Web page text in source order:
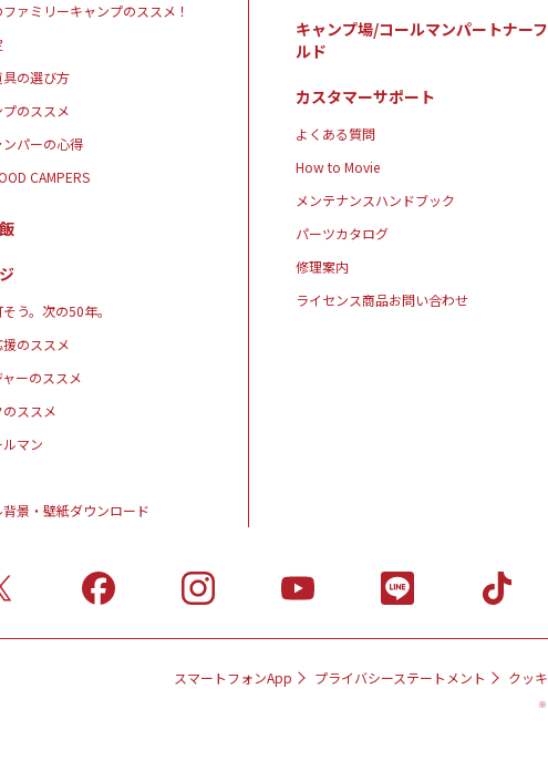
ァミリーキャンプのススメ！
の選び方
のススメ
パーの心得
CAMPERS
う。次の50年。
のススメ
ーのススメ
ススメ
マン
景・壁紙ダウンロード
キャンプ場/コールマンパートナー
ルド
カスタマーサポート
よくある質問
How to Movie
メンテナンスハンドブック
パーツカタログ
修理案内
ライセンス商品お問い合わせ
スマートフォンApp プライバシーステートメント クッ
※